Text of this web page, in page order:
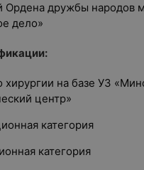
Ордена дружбы народов
дело»
хирургии на базе УЗ
центр»
категория
категория